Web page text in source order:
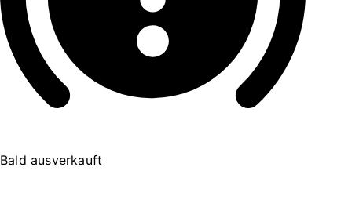
Bald ausverkauft